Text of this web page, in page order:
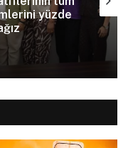
karşı varoluş
ediyor